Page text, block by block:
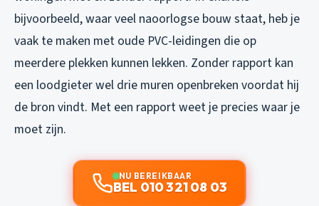
bijvoorbeeld, waar veel naoorlogse bouw staat, heb je
vaak te maken met oude PVC-leidingen die op
meerdere plekken kunnen lekken. Zonder rapport kan
een loodgieter wel drie muren openbreken voordat hij
de bron vindt. Met een rapport weet je precies waar je
moet zijn.
NU BEREIKBAAR
BEL 010 321 08 03